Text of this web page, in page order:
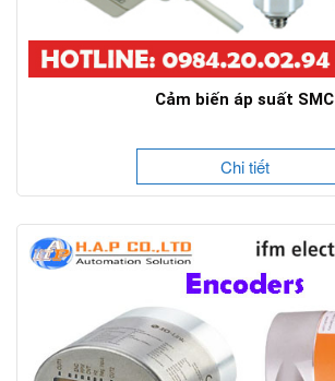
Cảm biến áp suất SMC
Chi tiết